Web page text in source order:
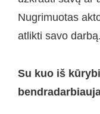
Nugrimuotas
atlikti savo darbą.
Su kuo iš